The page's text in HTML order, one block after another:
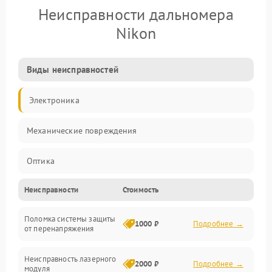
Неисправности дальномера
Nikon
Виды неисправностей
Электроника
Механические повреждения
Оптика
Неисправности Стоимость
Поломка системы защиты
от перенапряжения
1000 ₽ Подробнее →
Неисправность лазерного
модуля
2000 ₽ Подробнее →